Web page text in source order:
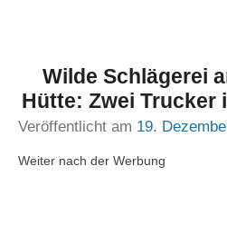
Wilde Schlägerei
Hütte: Zwei Trucker
Veröffentlicht am 19.
Weiter nach der Werbung